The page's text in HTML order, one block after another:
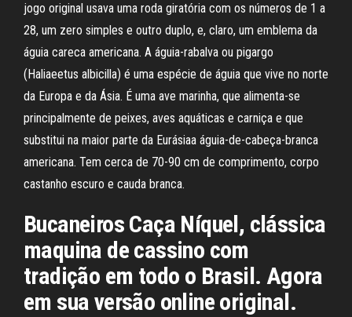
jogo original usava uma roda giratória com os números de 1 a
28, um zero simples e outro duplo, e, claro, um emblema da
águia careca americana. A águia-rabalva ou pigargo
(Haliaeetus albicilla) é uma espécie de águia que vive no norte
da Europa e da Ásia. É uma ave marinha, que alimenta-se
principalmente de peixes, aves aquáticas e carniça e que
substitui na maior parte da Eurásiaa águia-de-cabeça-branca
americana. Tem cerca de 70-90 cm de comprimento, corpo
castanho escuro e cauda branca.
Bucaneiros Caça Níquel, clássica
maquina de cassino com
tradição em todo o Brasil. Agora
em sua versão online original.